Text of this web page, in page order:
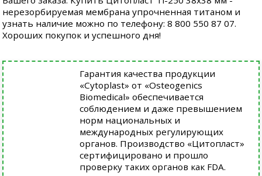
нерезорбируемая мембрана упрочненная титаном и
узнать наличие можно по телефону: 8 800 550 87 07.
Хороших покупок и успешного дня!
Гарантия качества продукции
«Cytoplast» от «Osteogenics
Biomedical» обеспечивается
соблюдением и даже превышением
норм национальных и
международных регулирующих
органов. Производство «Цитопласт»
сертифицировано и прошло
проверку таких органов как FDA.